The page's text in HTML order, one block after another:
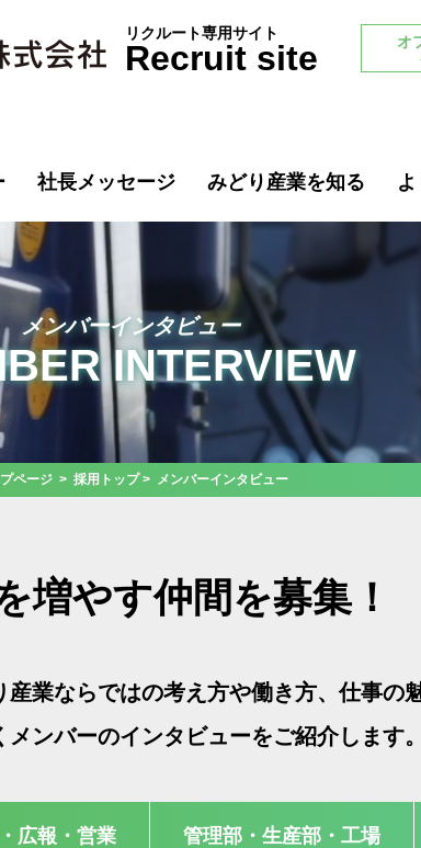
リクルート専用サイト
Recruit site
オ
社長メッセージ みどり産業を知る
メンバーインタビュー
INTERVIEW
プページ> 採用トップ> メンバーインタビュー
増やす仲間を募集！
業ならではの考え方や働き方、仕事の
ンバーのインタビューをご紹介します。
広報・営業 管理部・生産部・工場